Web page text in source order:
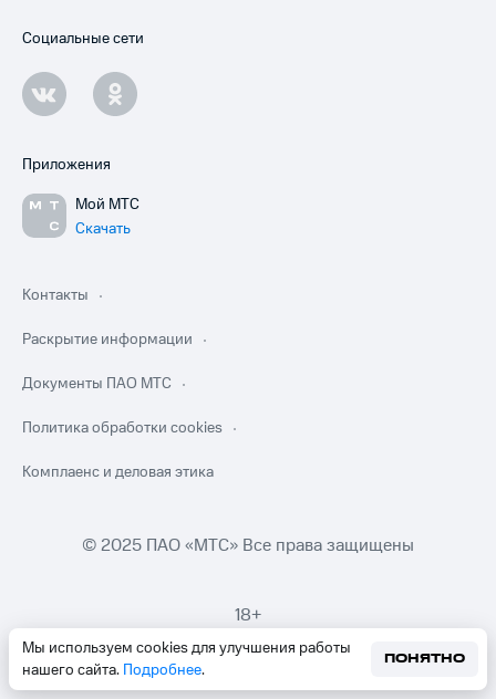
Мы используем cookies для улучшения работы
нашего сайта. Подробнее.
ПОНЯТНО
Социальные сети
Приложения
Мой МТС
Скачать
Контакты
Раскрытие информации
Документы ПАО МТС
Политика обработки cookies
Комплаенс и деловая этика
© 2025 ПАО «МТС» Все права защищены
18+